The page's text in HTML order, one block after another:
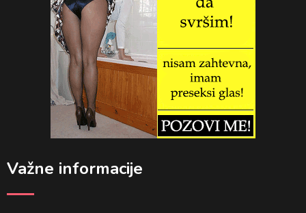
Važne informacije